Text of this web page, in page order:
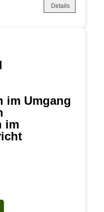
Details
im Umgang
im